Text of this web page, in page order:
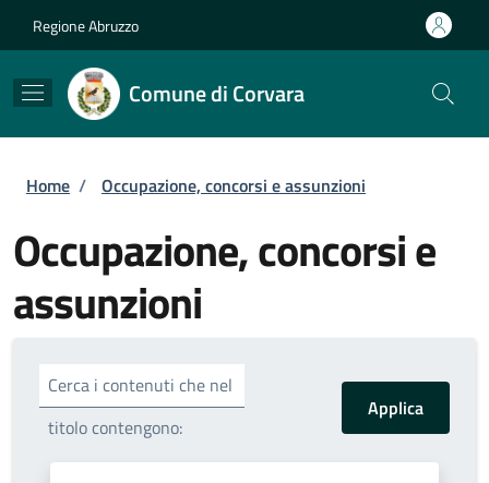
Regione Abruzzo
Comune di Corvara
Briciole di pane
Home / Occupazione, concorsi e assunzioni
Occupazione, concorsi e
assunzioni
Cerca i contenuti che nel
titolo contengono: